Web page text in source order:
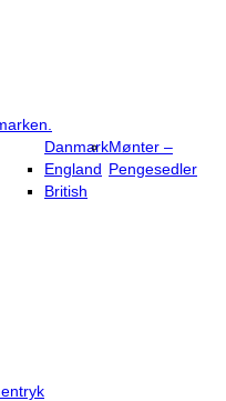
Danmark
England
British
Mønter –
Pengesedler